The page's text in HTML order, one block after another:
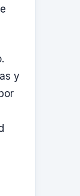
y